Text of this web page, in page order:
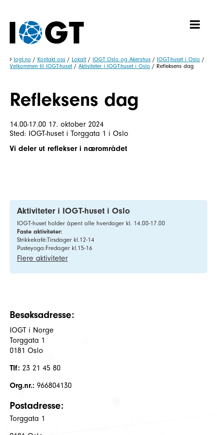
Iogt.no / Kontakt oss / Lokalt / IOGT Oslo og Akershus / IOGT-huset i Oslo /
Velkommen til IOGT-huset / Aktiviteter i IOGT-huset i Oslo / Refleksens dag
Refleksens dag
14.00-17.00 17. oktober 2024
Sted: IOGT-huset i Torggata 1 i Oslo
Vi deler ut reflekser i nærområdet
Aktiviteter i IOGT-huset i Oslo
IOGT-huset holder åpent alle hverdager kl. 14.00-17.00
Faste aktiviteter:
Strikkekafé:Tirsdager kl.12-14
Pusteyoga:Fredager kl.15-16
Flere aktiviteter
Besøksadresse:
IOGT i Norge
Torggata 1
0181 Oslo
Tlf: 23 21 45 80
Org.nr.: 966804130
Postadresse:
Torggata 1